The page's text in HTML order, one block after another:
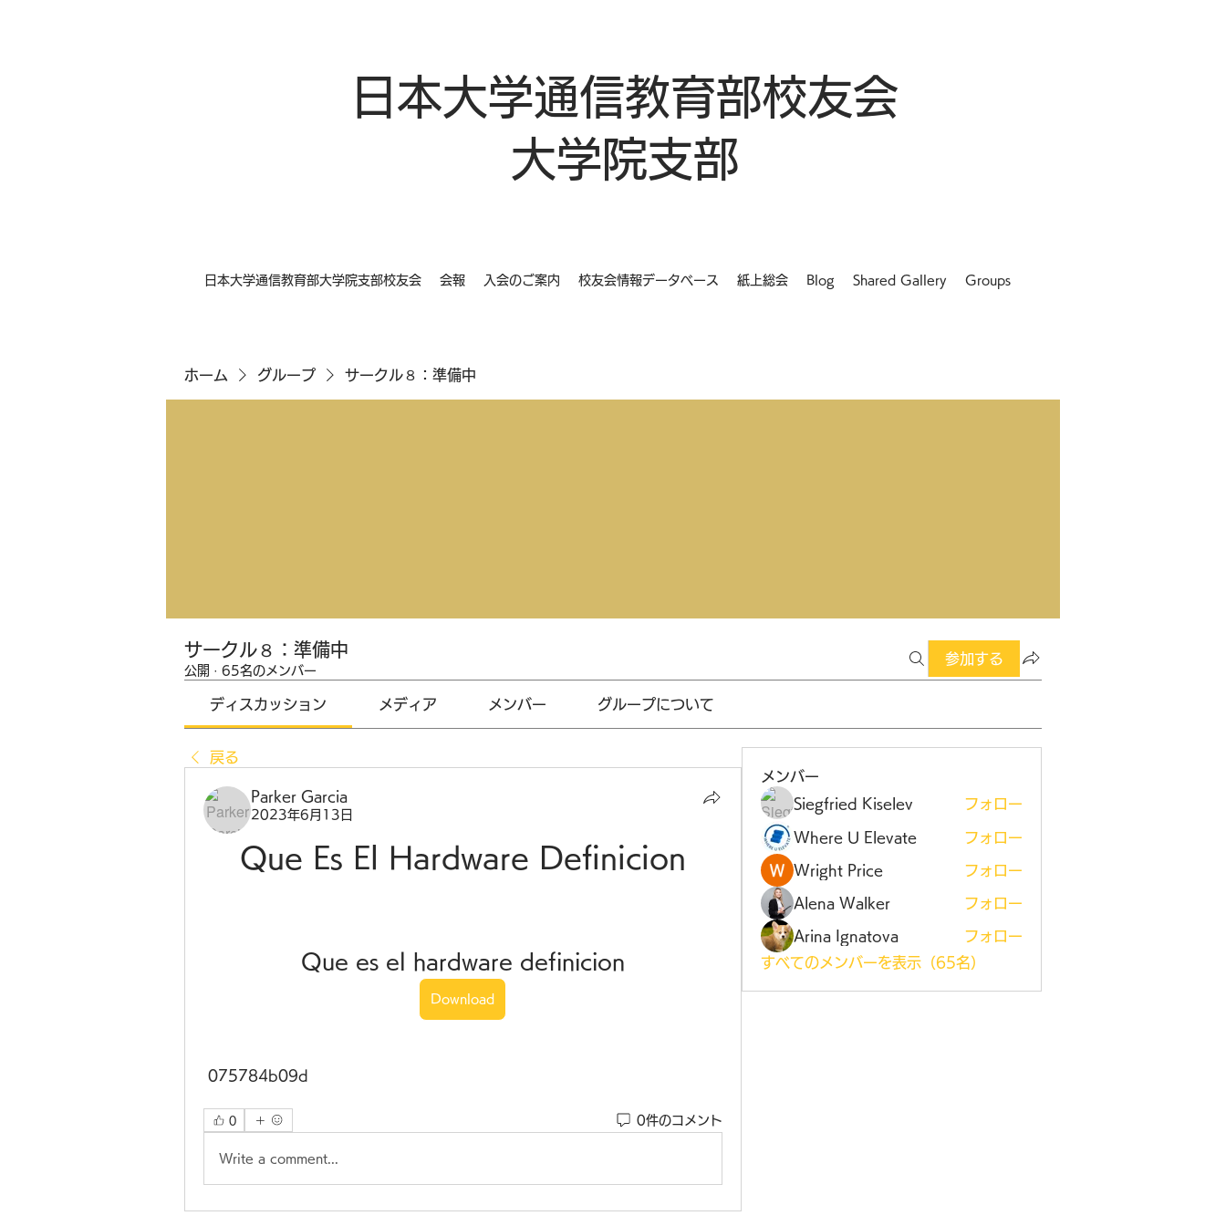
日本大学通信教育部校友会
大学院支部
日本大学通信教育部大学院支部校友会 会報 入会のご案内 校友会情報データベース 紙上総会 Blog Shared Gallery Groups
ホーム グループ サークル８：準備中
サークル８：準備中
公開 · 65名のメンバー
参加する
ディスカッション メディア メンバー グループについて
戻る
Parker Garcia
2023年6月13日
Que Es El Hardware Definicion
Que es el hardware definicion
Download
075784b09d
0 0件のコメント
Write a comment...
メンバー
Siegfried Kiselev
フォロー
Where U Elevate フォロー
Wright Price フォロー
Alena Walker フォロー
Arina Ignatova
フォロー
すべてのメンバーを表示（65名）